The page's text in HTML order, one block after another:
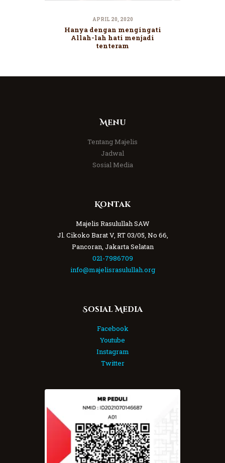
APRIL 20, 2020
Hanya dengan mengingati
Allah-lah hati menjadi
tenteram
Menu
Tentang Majelis
Jadwal
Sosial Media
Kontak
Majelis Rasulullah SAW
Jl. Cikoko Barat V, RT 03/05, No 66,
Pancoran, Jakarta Selatan
021-7986709
info@majelisrasulullah.org
Sosial Media
Facebook
Youtube
Instagram
Twitter